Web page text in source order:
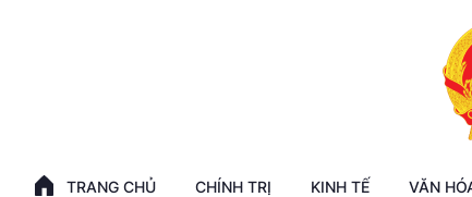
TRANG CHỦ CHÍNH TRỊ KINH TẾ VĂN
Phát triển kinh tế nhà nước trong kỷ nguyên mới